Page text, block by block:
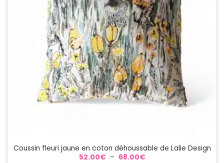
Coussin fleuri jaune en coton déhoussable de Lalie Design
52.00€ – 68.00€Plage